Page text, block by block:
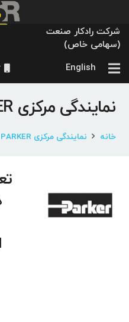
شرکت رادکار صنعت
(سهامی خاص)
English
نمایندگی مرکزی PARKER
خانه نمایندگی مرکزی PARKER